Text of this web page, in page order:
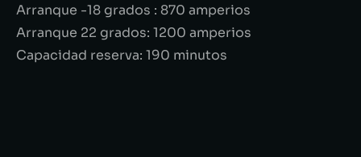
Arranque -18 grados : 870 amperios
Arranque 22 grados: 1200 amperios
Capacidad reserva: 190 minutos